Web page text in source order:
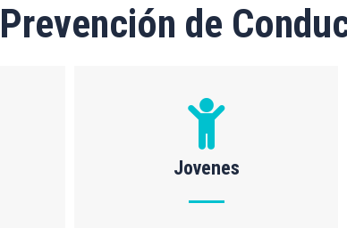
Prevención de
Jovenes